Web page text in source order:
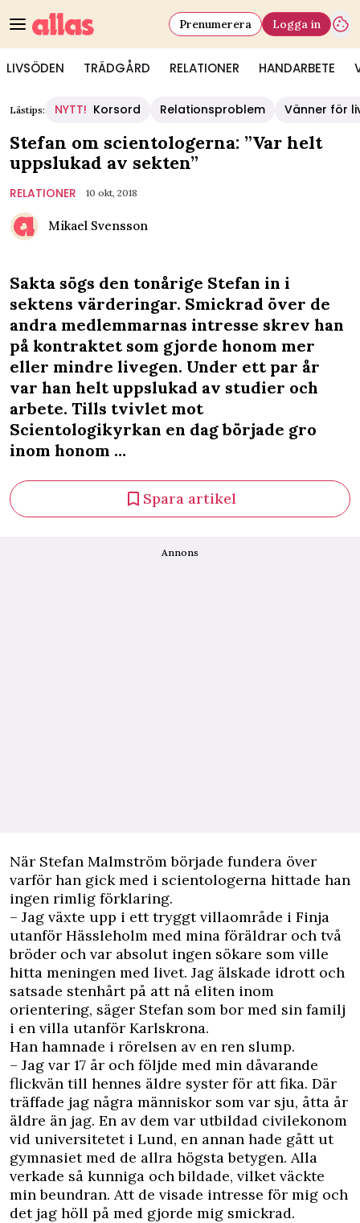
LIVSÖDEN TRÄDGÅRD RELATIONER HANDARBETE
Prenumerera Logga in
Lästips: NYTT! Korsord Relationsproblem Vänner för
Stefan om scientologerna: ”Var helt
uppslukad av sekten”
RELATIONER 10 okt, 2018
Mikael Svensson
Sakta sögs den tonårige Stefan in i
sektens värderingar. Smickrad över de
andra medlemmarnas intresse skrev han
på kontraktet som gjorde honom mer
eller mindre livegen. Under ett par år
var han helt uppslukad av studier och
arbete. Tills tvivlet mot
Scientologikyrkan en dag började gro
inom honom …
Spara artikel
Annons
När Stefan Malmström började fundera över
varför han gick med i scientologerna hittade han
ingen rimlig förklaring.
– Jag växte upp i ett tryggt villaområde i Finja
utanför Hässleholm med mina föräldrar och två
bröder och var absolut ingen sökare som ville
hitta meningen med livet. Jag älskade idrott och
satsade stenhårt på att nå eliten inom
orientering, säger Stefan som bor med sin familj
i en villa utanför Karlskrona.
Han hamnade i rörelsen av en ren slump.
– Jag var 17 år och följde med min dåvarande
flickvän till hennes äldre syster för att fika. Där
träffade jag några människor som var sju, åtta år
äldre än jag. En av dem var utbildad civilekonom
vid universitetet i Lund, en annan hade gått ut
gymnasiet med de allra högsta betygen. Alla
verkade så kunniga och bildade, vilket väckte
min beundran. Att de visade intresse för mig och
det jag höll på med gjorde mig smickrad.